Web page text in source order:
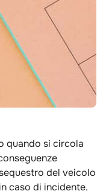
quando si circola
del veicolo
caso di incidente.